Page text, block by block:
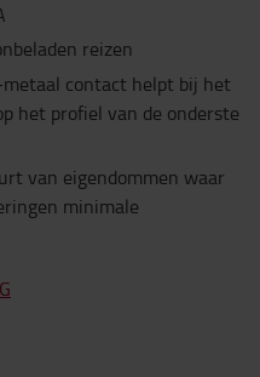
reizen
contact helpt bij het
het profiel van de onderste
van eigendommen waar
minimale